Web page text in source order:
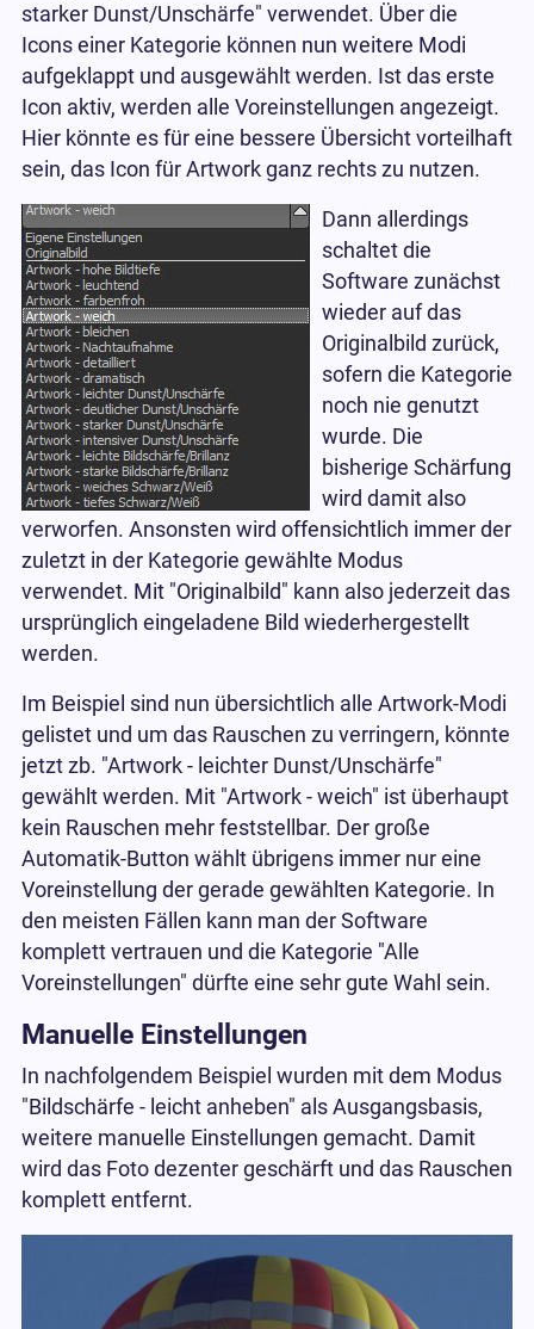
starker Dunst/Unschärfe" verwendet. Über die
Icons einer Kategorie können nun weitere Modi
aufgeklappt und ausgewählt werden. Ist das erste
Icon aktiv, werden alle Voreinstellungen angezeigt.
Hier könnte es für eine bessere Übersicht vorteilhaft
sein, das Icon für Artwork ganz rechts zu nutzen.
Dann allerdings
schaltet die
Software zunächst
wieder auf das
Originalbild zurück,
sofern die Kategorie
noch nie genutzt
wurde. Die
bisherige Schärfung
wird damit also
verworfen. Ansonsten wird offensichtlich immer der
zuletzt in der Kategorie gewählte Modus
verwendet. Mit "Originalbild" kann also jederzeit das
ursprünglich eingeladene Bild wiederhergestellt
werden.
Im Beispiel sind nun übersichtlich alle Artwork-Modi
gelistet und um das Rauschen zu verringern, könnte
jetzt zb. "Artwork - leichter Dunst/Unschärfe"
gewählt werden. Mit "Artwork - weich" ist überhaupt
kein Rauschen mehr feststellbar. Der große
Automatik-Button wählt übrigens immer nur eine
Voreinstellung der gerade gewählten Kategorie. In
den meisten Fällen kann man der Software
komplett vertrauen und die Kategorie "Alle
Voreinstellungen" dürfte eine sehr gute Wahl sein.
Manuelle Einstellungen
In nachfolgendem Beispiel wurden mit dem Modus
"Bildschärfe - leicht anheben" als Ausgangsbasis,
weitere manuelle Einstellungen gemacht. Damit
wird das Foto dezenter geschärft und das Rauschen
komplett entfernt.